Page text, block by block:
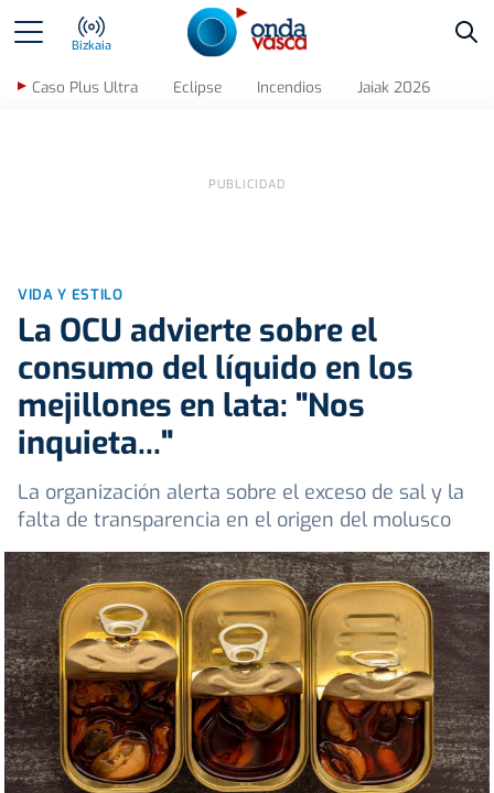
Bizkaia
Caso Plus Ultra Eclipse Incendios Jaiak 2026
VIDA Y ESTILO
La OCU advierte sobre el
consumo del líquido en los
mejillones en lata: "Nos
inquieta..."
La organización alerta sobre el exceso de sal y la
falta de transparencia en el origen del molusco